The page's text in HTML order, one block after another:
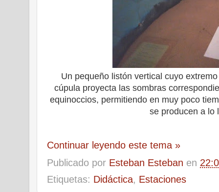
Un pequeño listón vertical cuyo
cúpula proyecta las sombras
equinoccios, permitiendo en muy poco
se producen a lo
Continuar leyendo este tema »
Publicado por Esteban Esteban en
Etiquetas: Didáctica, Estaciones